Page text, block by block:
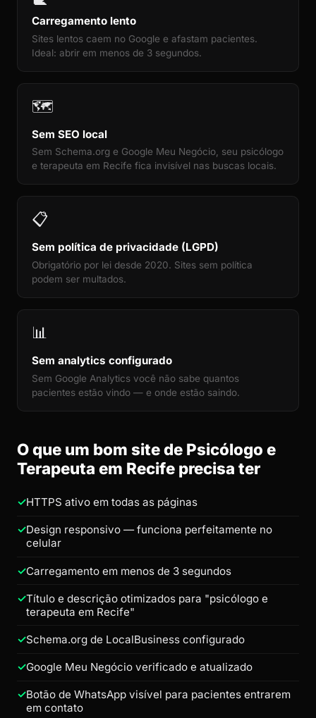
Carregamento lento
Sites lentos caem no Google e afastam pacientes.
Ideal: abrir em menos de 3 segundos.
🗺️
Sem SEO local
Sem Schema.org e Google Meu Negócio, seu psicólogo
e terapeuta em Recife fica invisível nas buscas locais.
📋
Sem política de privacidade (LGPD)
Obrigatório por lei desde 2020. Sites sem política
podem ser multados.
📊
Sem analytics configurado
Sem Google Analytics você não sabe quantos
pacientes estão vindo — e onde estão saindo.
O que um bom site de Psicólogo e
Terapeuta em Recife precisa ter
HTTPS ativo em todas as páginas
Design responsivo — funciona perfeitamente no
celular
Carregamento em menos de 3 segundos
Título e descrição otimizados para "psicólogo e
terapeuta em Recife"
Schema.org de LocalBusiness configurado
Google Meu Negócio verificado e atualizado
Botão de WhatsApp visível para pacientes entrarem
em contato